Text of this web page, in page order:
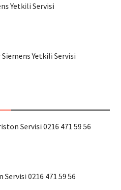
Yetkili Servisi
Yetkili Servisi
Servisi 0216 471 59 56
Servisi 0216 471 59 56